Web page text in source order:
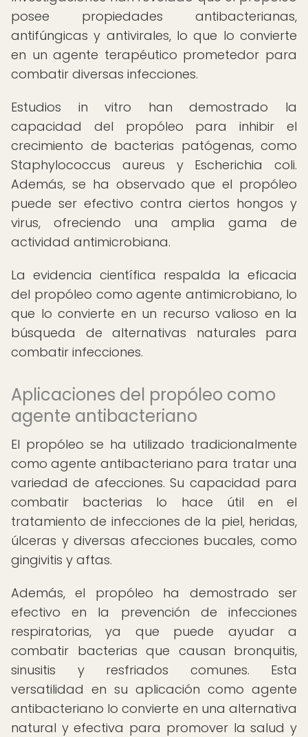
posee propiedades antibacterianas,
antifúngicas y antivirales, lo que lo convierte
en un agente terapéutico prometedor para
combatir diversas infecciones.
Estudios in vitro han demostrado la
capacidad del propóleo para inhibir el
crecimiento de bacterias patógenas, como
Staphylococcus aureus y Escherichia coli.
Además, se ha observado que el propóleo
puede ser efectivo contra ciertos hongos y
virus, ofreciendo una amplia gama de
actividad antimicrobiana.
La evidencia científica respalda la eficacia
del propóleo como agente antimicrobiano, lo
que lo convierte en un recurso valioso en la
búsqueda de alternativas naturales para
combatir infecciones.
Aplicaciones del propóleo como
agente antibacteriano
El propóleo se ha utilizado tradicionalmente
como agente antibacteriano para tratar una
variedad de afecciones. Su capacidad para
combatir bacterias lo hace útil en el
tratamiento de infecciones de la piel, heridas,
úlceras y diversas afecciones bucales, como
gingivitis y aftas.
Además, el propóleo ha demostrado ser
efectivo en la prevención de infecciones
respiratorias, ya que puede ayudar a
combatir bacterias que causan bronquitis,
sinusitis y resfriados comunes. Esta
versatilidad en su aplicación como agente
antibacteriano lo convierte en una alternativa
natural y efectiva para promover la salud y